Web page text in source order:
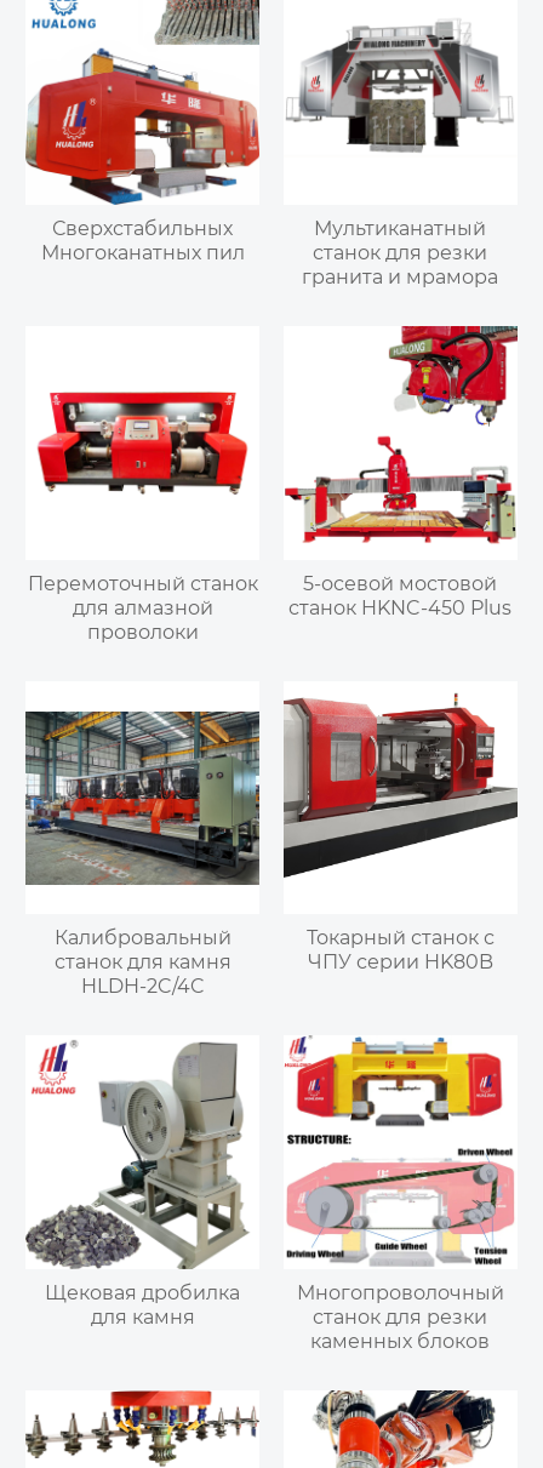
Сверхстабильных
Многоканатных пил
Мультиканатный
станок для резки
гранита и мрамора
Перемоточный станок
для алмазной
проволоки
5-осевой мостовой
станок HKNC-450 Plus
Калибровальный
станок для камня
HLDH-2C/4C
Токарный станок с
ЧПУ серии HK80B
Щековая дробилка
для камня
Многопроволочный
станок для резки
каменных блоков